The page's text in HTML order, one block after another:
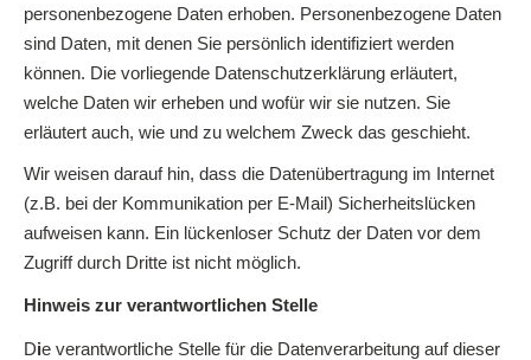
personenbezogene Daten erhoben. Personenbezogene Daten
sind Daten, mit denen Sie persönlich identifiziert werden
können. Die vorliegende Datenschutzerklärung erläutert,
welche Daten wir erheben und wofür wir sie nutzen. Sie
erläutert auch, wie und zu welchem Zweck das geschieht.
Wir weisen darauf hin, dass die Datenübertragung im Internet
(z.B. bei der Kommunikation per E-Mail) Sicherheitslücken
aufweisen kann. Ein lückenloser Schutz der Daten vor dem
Zugriff durch Dritte ist nicht möglich.
Hinweis zur verantwortlichen Stelle
Die verantwortliche Stelle für die Datenverarbeitung auf dieser